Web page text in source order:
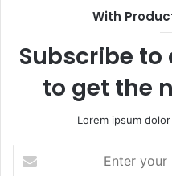
With
Subscribe
to get the
Lorem ipsum
your